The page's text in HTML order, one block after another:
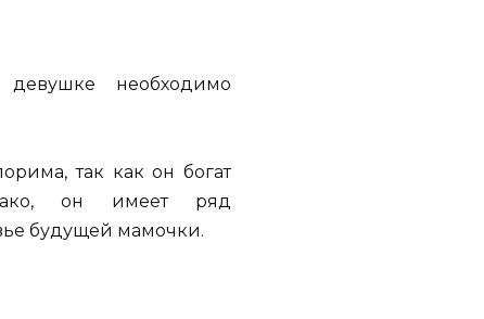
необходимо
так как он богат
он имеет ряд
будущей мамочки.